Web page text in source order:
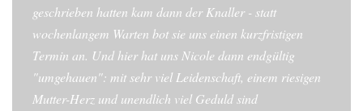
geschrieben hatten kam dann der Knaller - statt
wochenlangem Warten bot sie uns einen kurzfristigen
Termin an. Und hier hat uns Nicole dann endgültig
"umgehauen": mit sehr viel Leidenschaft, einem riesigen
Mutter-Herz und unendlich viel Geduld sind